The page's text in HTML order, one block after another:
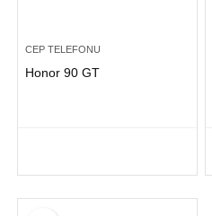
CEP TELEFONU
Honor 90 GT